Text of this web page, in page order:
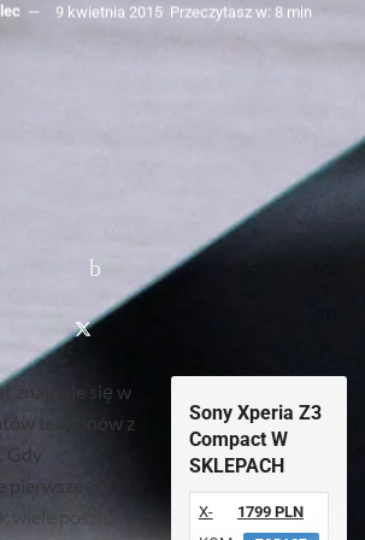
9 kwietnia 2015 Przeczytasz w: 8 min
Sony Xperia Z3
Compact W
SKLEPACH
X-
1799 PLN
znajduje się w
telefonów z
Gdy
wiele poszło